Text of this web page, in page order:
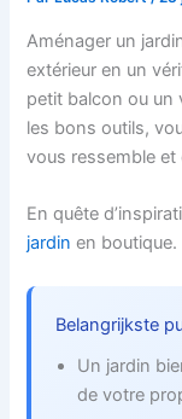
Aménager un
extérieur en un
petit balcon ou un
les bons outils,
vous ressemble
En quête
jardin en boutique.
Belangrijkste
Un jardin
de votre